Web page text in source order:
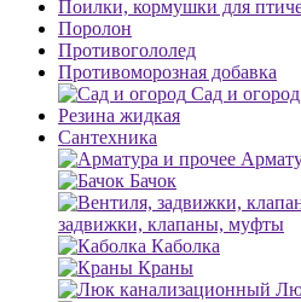
Поилки, кормушки для
Поролон
Противогололед
Противоморозная добавка
Сад и огород
Резина жидкая
Сантехника
Бачок
задвижки, клапаны, муфты
Каболка
Краны